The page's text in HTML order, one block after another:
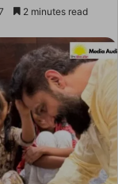
2 minutes read